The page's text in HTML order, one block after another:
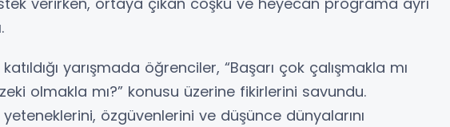
yarışmada öğrenciler, “Başarı çok çalışmakla mı
olmakla mı?” konusu üzerine fikirlerini savundu.
özgüvenlerini ve düşünce dünyalarını